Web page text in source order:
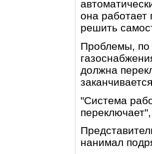
она работает
решить
Проблемы, по
должна
"Система
нанимал